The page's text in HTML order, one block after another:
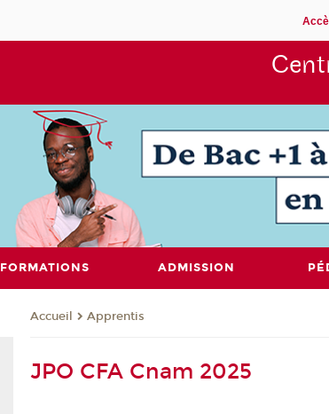
FORMATIONS ADMISSION
Accueil Apprentis
JPO CFA Cnam 2025